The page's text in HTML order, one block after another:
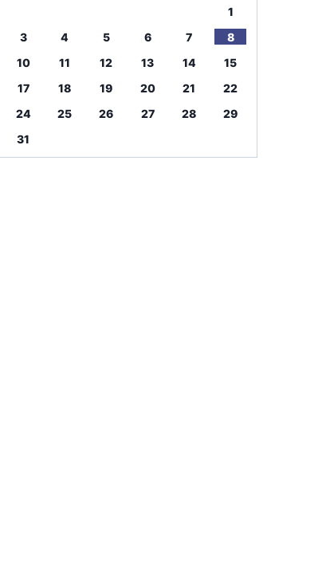
1
3 4 5 6 7
8
10 11 12 13 14
15
17 18 19 20 21
22
24 25 26 27 28
29
31